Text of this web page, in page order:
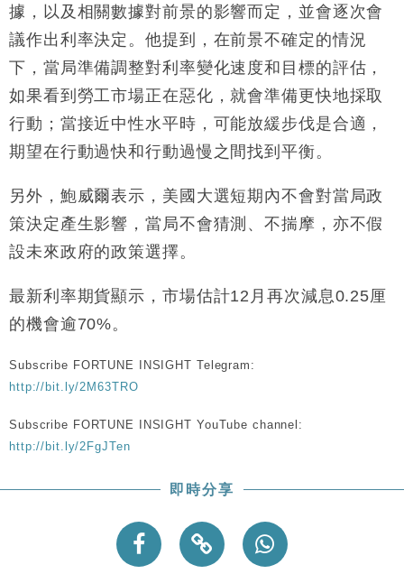
據，以及相關數據對前景的影響而定，並會逐次會
議作出利率決定。他提到，在前景不確定的情況
下，當局準備調整對利率變化速度和目標的評估，
如果看到勞工市場正在惡化，就會準備更快地採取
行動；當接近中性水平時，可能放緩步伐是合適，
期望在行動過快和行動過慢之間找到平衡。
另外，鮑威爾表示，美國大選短期內不會對當局政
策決定產生影響，當局不會猜測、不揣摩，亦不假
設未來政府的政策選擇。
最新利率期貨顯示，市場估計12月再次減息0.25厘
的機會逾70%。
Subscribe FORTUNE INSIGHT Telegram:
http://bit.ly/2M63TRO
Subscribe FORTUNE INSIGHT YouTube channel:
http://bit.ly/2FgJTen
即時分享